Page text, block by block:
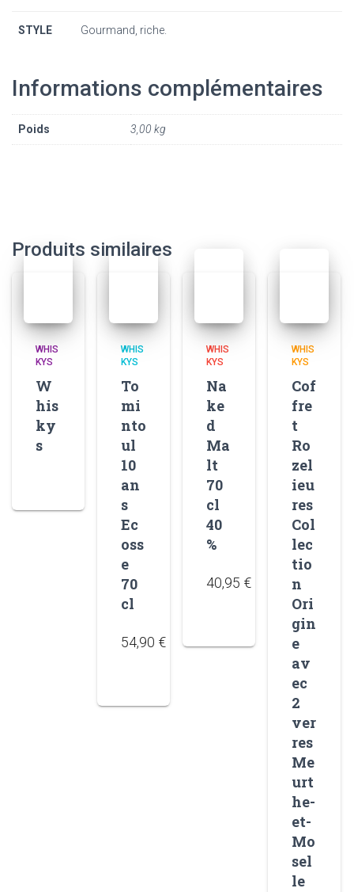
STYLE Gourmand, riche.
Informations complémentaires
Poids 3,00 kg
Produits similaires
WHIS
KYS
W
his
ky
s
WHIS
KYS
To
mi
nto
ul
10
an
s
Ec
oss
e
70
cl
54,90 €
WHIS
KYS
Na
ke
d
Ma
lt
70
cl
40
%
40,95 €
WHIS
KYS
Cof
fre
t
Ro
zel
ieu
res
Col
lec
tio
n
Ori
gin
e
av
ec
2
ver
res
Me
urt
he-
et-
Mo
sel
le